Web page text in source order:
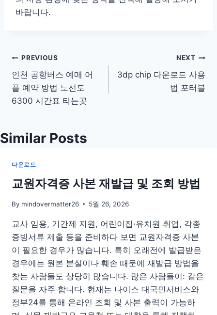
바랍니다.
글
탐
색
PREVIOUS
인천 공항버스 예매 어
플 예약 방법 노선도
6300 시간표 타는곳
NEXT
3dp chip 다운로드 사용
법 포터블
Similar Posts
다운로드
교원자격증 사본 재발급 및 조회 방법
By mindovermatter26 5월 26, 2026
교사 임용, 기간제 지원, 어린이집·유치원 취업, 각종
증빙서류 제출 등을 준비하다 보면 교원자격증 사본
이 필요한 경우가 많습니다. 특히 오래전에 발급받은
경우에는 원본 분실이나 훼손 때문에 재발급 방법을
찾는 사람들도 상당히 많습니다. 많은 사람들이: 같은
질문을 자주 합니다. 현재는 나이스 대국민서비스와
정부24를 통해 온라인 조회 및 사본 출력이 가능하